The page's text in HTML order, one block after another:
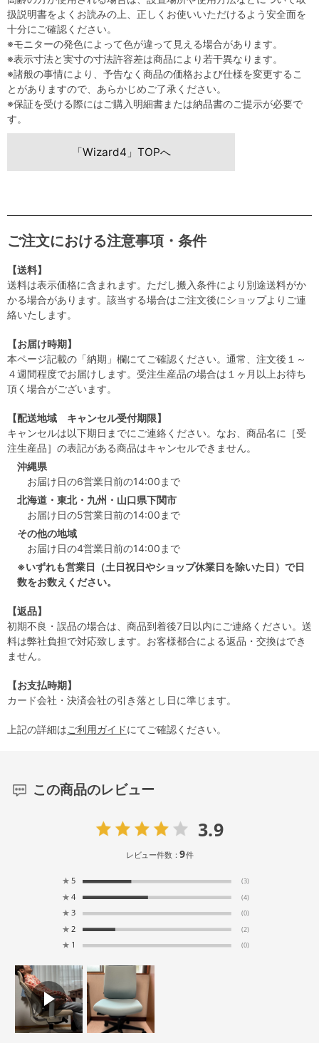
扱説明書をよくお読みの上、正しくお使いいただけるよう安全面を
十分にご確認ください。
※モニターの発色によって色が違って見える場合があります。
※表示寸法と実寸の寸法許容差は商品により若干異なります。
※諸般の事情により、予告なく商品の価格および仕様を変更するこ
とがありますので、あらかじめご了承ください。
※保証を受ける際にはご購入明細書または納品書のご提示が必要で
す。
「Wizard4」TOPへ
ご注文における注意事項・条件
【送料】
送料は表示価格に含まれます。ただし搬入条件により別途送料がか
かる場合があります。該当する場合はご注文後にショップよりご連
絡いたします。
【お届け時期】
本ページ記載の「納期」欄にてご確認ください。通常、注文後１～
４週間程度でお届けします。受注生産品の場合は１ヶ月以上お待ち
頂く場合がございます。
【配送地域 キャンセル受付期限】
キャンセルは以下期日までにご連絡ください。なお、商品名に［受
注生産品］の表記がある商品はキャンセルできません。
沖縄県
お届け日の6営業日前の14:00まで
北海道・東北・九州・山口県下関市
お届け日の5営業日前の14:00まで
その他の地域
お届け日の4営業日前の14:00まで
※いずれも営業日（土日祝日やショップ休業日を除いた日）で日
数をお数えください。
【返品】
初期不良・誤品の場合は、商品到着後7日以内にご連絡ください。送
料は弊社負担で対応致します。お客様都合による返品・交換はでき
ません。
【お支払時期】
カード会社・決済会社の引き落とし日に準じます。
上記の詳細はご利用ガイドにてご確認ください。
この商品のレビュー
3.9
レビュー件数：9件
★ 5 (3)
★ 4 (4)
★ 3 (0)
★ 2 (2)
★ 1 (0)